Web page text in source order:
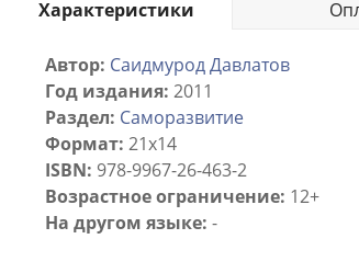
Характеристики
Автор: Саидмурод Давлатов
Год издания: 2011
Раздел: Саморазвитие
Формат: 21х14
ISBN: 978-9967-26-463-2
Возрастное ограничение: 12+
На другом языке: -